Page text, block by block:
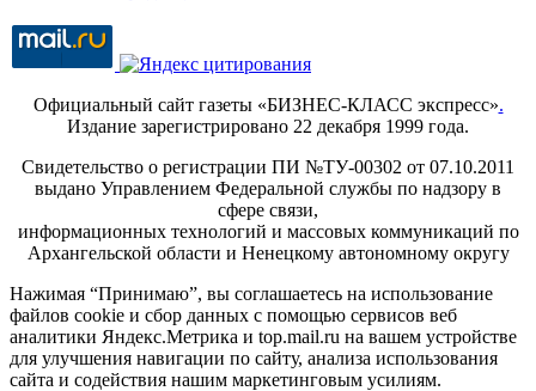
Официальный сайт газеты «БИЗНЕС-КЛАСС экспресс».
Издание зарегистрировано 22 декабря 1999 года.
Свидетельство о регистрации ПИ №ТУ-00302 от 07.10.2011
выдано Управлением Федеральной службы по надзору в
сфере связи,
информационных технологий и массовых коммуникаций по
Архангельской области и Ненецкому автономному округу
Нажимая “Принимаю”, вы соглашаетесь на использование
файлов cookie и сбор данных с помощью сервисов веб
аналитики Яндекс.Метрика и top.mail.ru на вашем устройстве
для улучшения навигации по сайту, анализа использования
сайта и содействия нашим маркетинговым усилиям.